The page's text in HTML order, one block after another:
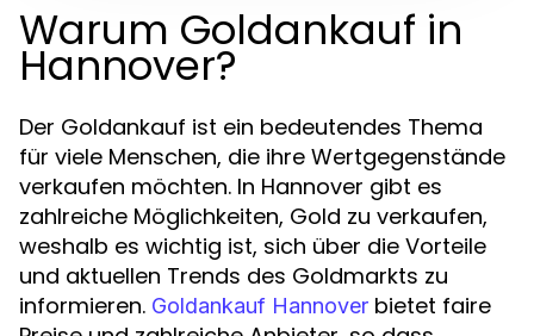
Warum Goldankauf in
Hannover?
Der Goldankauf ist ein bedeutendes Thema
für viele Menschen, die ihre Wertgegenstände
verkaufen möchten. In Hannover gibt es
zahlreiche Möglichkeiten, Gold zu verkaufen,
weshalb es wichtig ist, sich über die Vorteile
und aktuellen Trends des Goldmarkts zu
informieren. Goldankauf Hannover bietet faire